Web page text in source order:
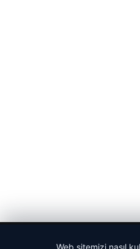
Web sitemizi nasıl